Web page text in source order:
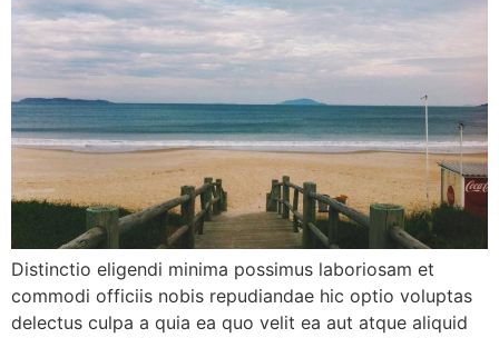
Distinctio eligendi minima possimus laboriosam et
commodi officiis nobis repudiandae hic optio voluptas
delectus culpa a quia ea quo velit ea aut atque aliquid